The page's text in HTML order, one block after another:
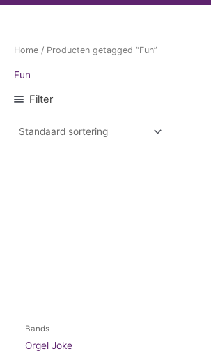
Home / Producten getagged “Fun”
Fun
Filter
Bands
Orgel Joke